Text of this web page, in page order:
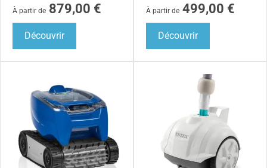
À partir de 879,00 €
Découvrir
À partir de 499,00 €
Découvrir